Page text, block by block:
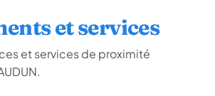
et services
et services de proximité